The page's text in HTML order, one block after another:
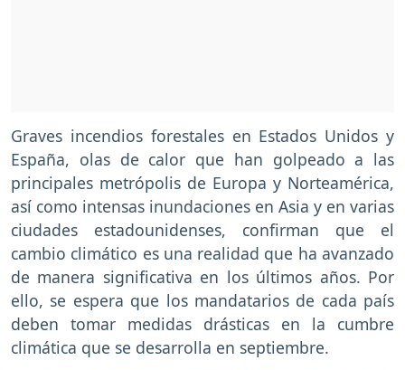
Graves incendios forestales en Estados Unidos y
España, olas de calor que han golpeado a las
principales metrópolis de Europa y Norteamérica,
así como intensas inundaciones en Asia y en varias
ciudades estadounidenses, confirman que el
cambio climático es una realidad que ha avanzado
de manera significativa en los últimos años. Por
ello, se espera que los mandatarios de cada país
deben tomar medidas drásticas en la cumbre
climática que se desarrolla en septiembre.